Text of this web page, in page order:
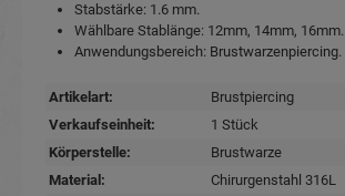
Stabstärke: 1.6 mm.
Wählbare Stablänge: 12mm, 14mm, 16mm.
Anwendungsbereich: Brustwarzenpiercing.
Artikelart:
Brustpiercing
Verkaufseinheit:
1 Stück
Körperstelle:
Brustwarze
Material:
Chirurgenstahl 316L